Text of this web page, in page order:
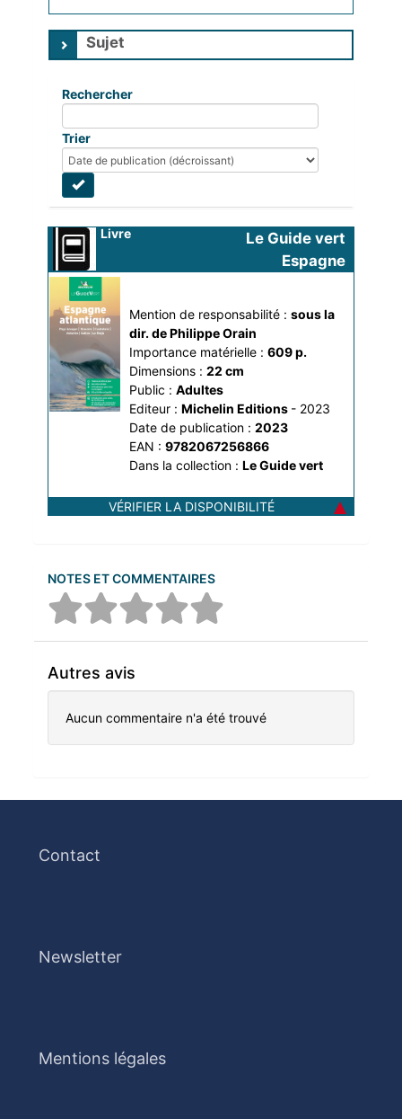
Sujet
Rechercher
Trier
Livre
Le Guide vert
Espagne
2023
Navarre, Cantabrie,
Asturies, Galice, La
Mention de responsabilité : sous la
dir. de Philippe Orain
Importance matérielle : 609 p.
Dimensions : 22 cm
Public : Adultes
Editeur : Michelin Editions - 2023
Date de publication : 2023
EAN : 9782067256866
Dans la collection : Le Guide vert
VÉRIFIER LA DISPONIBILITÉ
NOTES ET COMMENTAIRES
Autres avis
Aucun commentaire n'a été trouvé
Contact
Newsletter
Mentions légales